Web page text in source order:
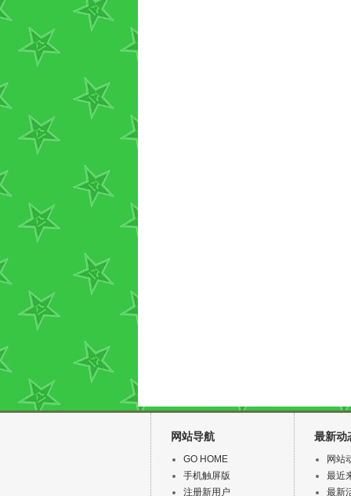
网站导航
GO HOME
手机触屏版
注册新用户
最新动
网站
最近
最新